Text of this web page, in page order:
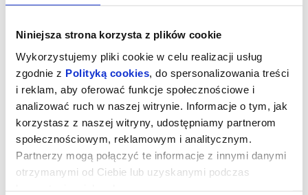
Niniejsza strona korzysta z plików cookie
Wykorzystujemy pliki cookie w celu realizacji usług
zgodnie z Polityką cookies , do spersonalizowania treści
i reklam, aby oferować funkcje społecznościowe i
analizować ruch w naszej witrynie. Informacje o tym, jak
korzystasz z naszej witryny, udostępniamy partnerom
społecznościowym, reklamowym i analitycznym.
Partnerzy mogą połączyć te informacje z innymi danymi
otrzymanymi od Ciebie lub uzyskanymi podczas